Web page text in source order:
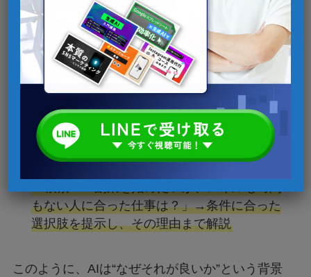
キーワードマッチ vs コンテキスト理解
従来型は「SEOで上位に表示されたリンク」を
提示する仕組みでしたが、AI検索は“意味”を重視
従来：「副業 おすすめ」→ランキング記事
が上位表示
もない人に合った仕事は？」→条件に合った
選択肢を提示し、その理由まで解説
このように、AIは“なぜそれが良いか”という背景